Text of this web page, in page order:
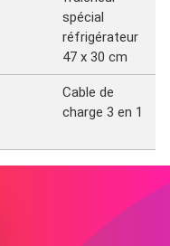
spécial
réfrigérateur
47 x 30 cm
Cable de
charge 3 en 1